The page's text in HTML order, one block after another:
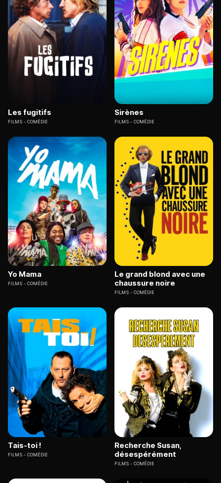
Les fugitifs
FILMS COMÉDIE
Sirènes
FILMS COMÉDIE
Yo Mama
FILMS COMÉDIE
Le grand blond avec une
chaussure noire
FILMS COMÉDIE
Tais-toi !
FILMS COMÉDIE
Recherche Susan,
désespérément
FILMS COMÉDIE